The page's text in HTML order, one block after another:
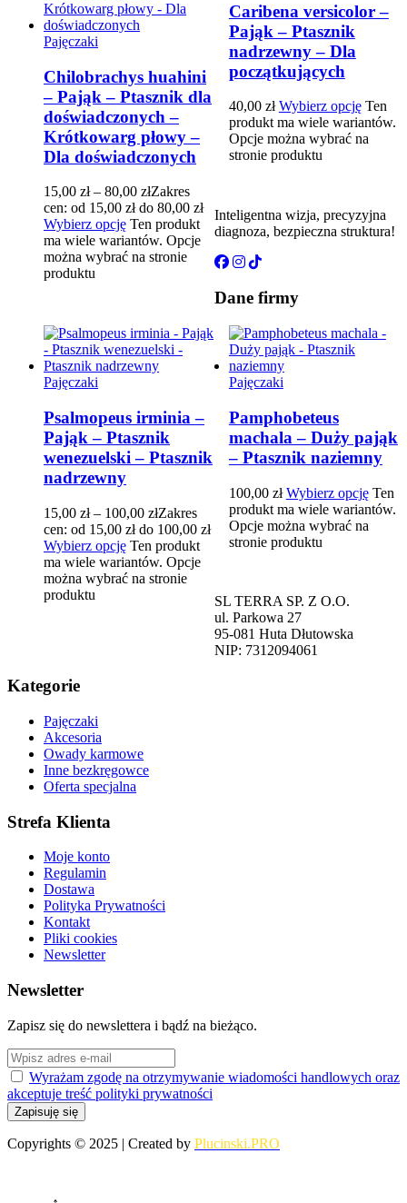
Pajęczaki
Chilobrachys huahini
– Pająk – Ptasznik dla
doświadczonych –
Krótkowarg płowy –
Dla doświadczonych
15,00 zł – 80,00 złZakres
cen: od 15,00 zł do 80,00 zł
Wybierz opcję Ten produkt
ma wiele wariantów. Opcje
można wybrać na stronie
produktu
Caribena versicolor –
Pająk – Ptasznik
nadrzewny – Dla
początkujących
40,00 zł Wybierz opcję Ten
produkt ma wiele wariantów.
Opcje można wybrać na
stronie produktu
Pajęczaki
Psalmopeus irminia –
Pająk – Ptasznik
wenezuelski – Ptasznik
nadrzewny
15,00 zł – 100,00 złZakres
cen: od 15,00 zł do 100,00 zł
Wybierz opcję Ten produkt
ma wiele wariantów. Opcje
można wybrać na stronie
produktu
Pajęczaki
Pamphobeteus
machala – Duży pająk
– Ptasznik naziemny
100,00 zł Wybierz opcję Ten
produkt ma wiele wariantów.
Opcje można wybrać na
stronie produktu
Inteligentna wizja, precyzyjna
diagnoza, bezpieczna struktura!
Dane firmy
SL TERRA SP. Z O.O.
ul. Parkowa 27
95-081 Huta Dłutowska
NIP: 7312094061
Kategorie
Pajęczaki
Akcesoria
Owady karmowe
Inne bezkręgowce
Oferta specjalna
Strefa Klienta
Moje konto
Regulamin
Dostawa
Polityka Prywatności
Kontakt
Pliki cookies
Newsletter
Newsletter
Zapisz się do newslettera i bądź na bieżąco.
Wyrażam zgodę na otrzymywanie wiadomości handlowych oraz
akceptuje treść polityki prywatności
Copyrights © 2025 | Created by Plucinski.PRO